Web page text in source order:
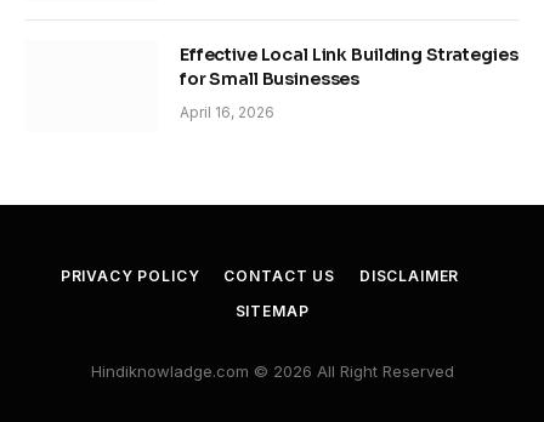
Effective Local Link Building Strategies
for Small Businesses
April 16, 2026
PRIVACY POLICY CONTACT US
DISCLAIMER
SITEMAP
Hindiknowladge.com © 2026 All Right Reserved